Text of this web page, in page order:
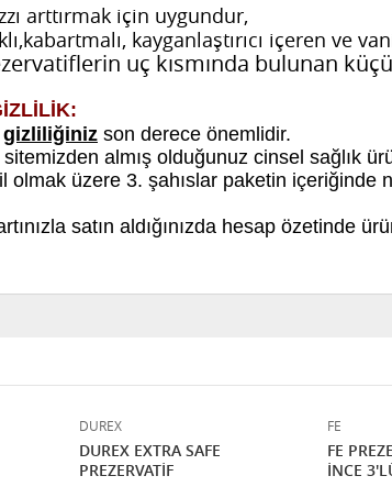
arttırmak için uygundur,
kayganlaştırıcı içeren ve
uç kısmında bulunan
gizliliğiniz son derece önemlidir.
almış olduğunuz cinsel sağlık
olmak üzere 3. şahıslar paketin içeriğinde
satın aldığınızda hesap özetinde
DUREX
DUREX EXTRA SAFE
PREZERVATİF
FE
FE
İNCE